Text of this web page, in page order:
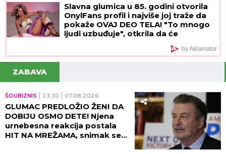
Slavna glumica u 85. godini otvorila
OnylFans profil i najviše joj traže da
pokaže OVAJ DEO TELA! "To mnogo
ljudi uzbuđuje", otkrila da će
by Aklamator
ZABAVA
ŠOUBIZNIS 23:30 07.08.2026
GLUMAC PREDLOŽIO ŽENI DA
DOBIJU OSMO DETE! Njena
urnebesna reakcija postala
HIT NA MREŽAMA, snimak se